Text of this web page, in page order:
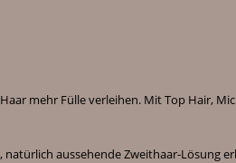
mehr Fülle verleihen. Mit Top Hair,
aussehende Zweithaar-Lösung